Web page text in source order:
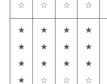
☆
☆
☆
☆
★
★
★
☆
★
★
★
☆
★
★
★
☆
★
★
★
★